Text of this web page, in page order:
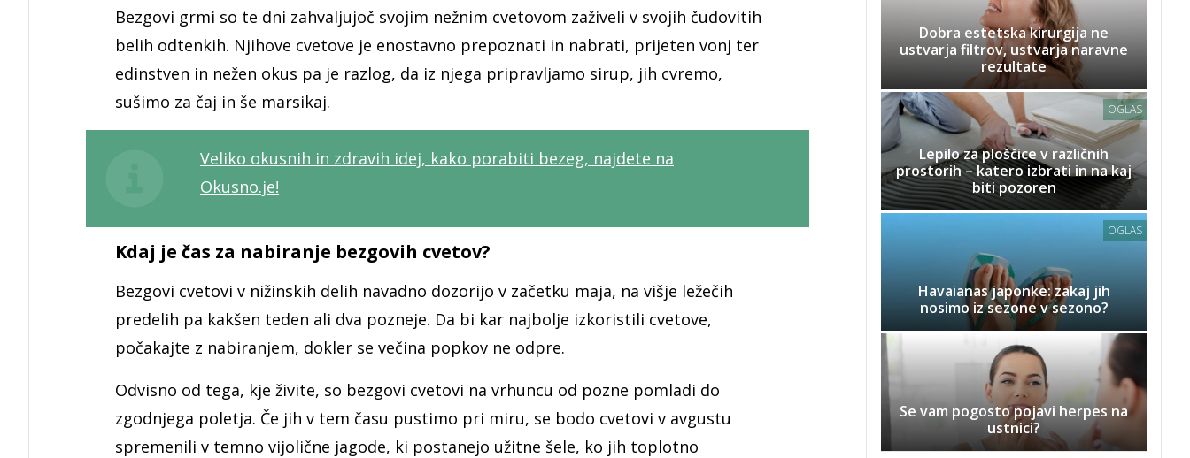
Bezgovi grmi so te dni zahvaljujoč svojim nežnim cvetovom zaživeli v svojih čudovitih
belih odtenkih. Njihove cvetove je enostavno prepoznati in nabrati, prijeten vonj ter
edinstven in nežen okus pa je razlog, da iz njega pripravljamo sirup, jih cvremo,
sušimo za čaj in še marsikaj.
Veliko okusnih in zdravih idej, kako porabiti bezeg, najdete na
Okusno.je!
Kdaj je čas za nabiranje bezgovih cvetov?
Bezgovi cvetovi v nižinskih delih navadno dozorijo v začetku maja, na višje ležečih
predelih pa kakšen teden ali dva pozneje. Da bi kar najbolje izkoristili cvetove,
počakajte z nabiranjem, dokler se večina popkov ne odpre.
Odvisno od tega, kje živite, so bezgovi cvetovi na vrhuncu od pozne pomladi do
zgodnjega poletja. Če jih v tem času pustimo pri miru, se bodo cvetovi v avgustu
spremenili v temno vijolične jagode, ki postanejo užitne šele, ko jih toplotno
Dobra estetska kirurgija ne
ustvarja filtrov, ustvarja naravne
rezultate
OGLAS
Lepilo za ploščice v različnih
prostorih – katero izbrati in na kaj
biti pozoren
OGLAS
Havaianas japonke: zakaj jih
nosimo iz sezone v sezono?
Se vam pogosto pojavi herpes na
ustnici?